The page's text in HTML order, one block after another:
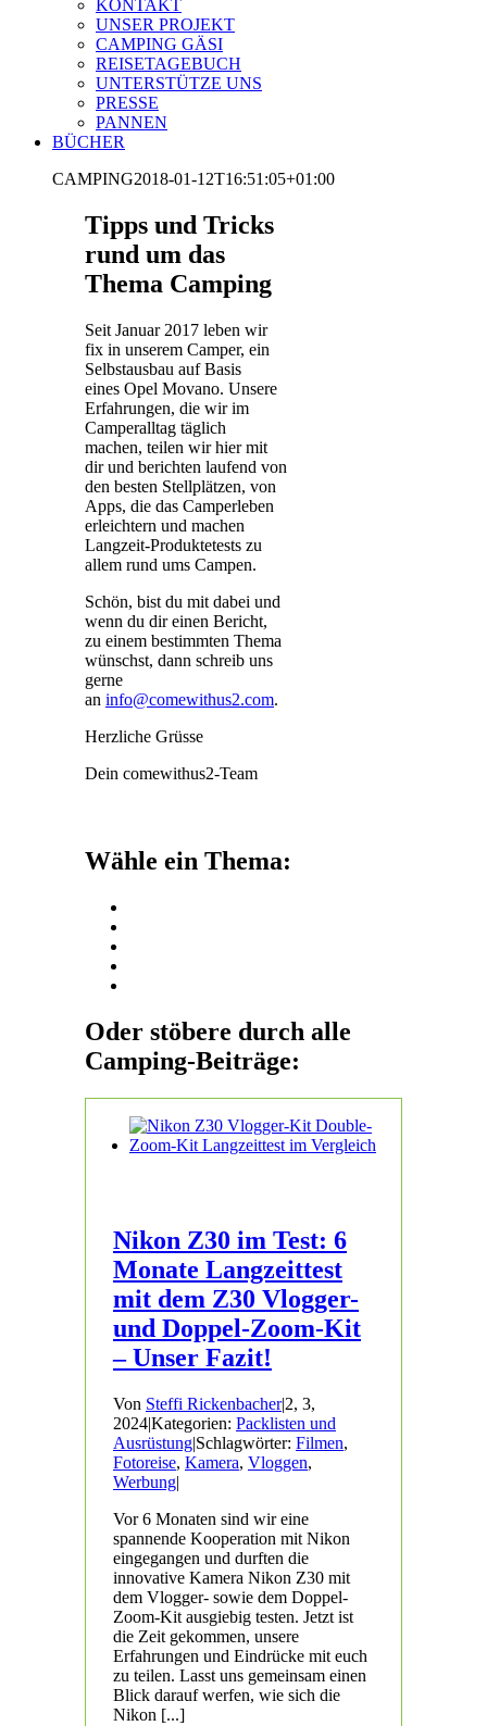
KONTAKT
UNSER PROJEKT
CAMPING GÄSI
REISETAGEBUCH
UNTERSTÜTZE UNS
PRESSE
PANNEN
BÜCHER
CAMPING2018-01-12T16:51:05+01:00
Tipps und Tricks
rund um das
Thema Camping
Seit Januar 2017 leben wir
fix in unserem Camper, ein
Selbstausbau auf Basis
eines Opel Movano. Unsere
Erfahrungen, die wir im
Camperalltag täglich
machen, teilen wir hier mit
dir und berichten laufend von
den besten Stellplätzen, von
Apps, die das Camperleben
erleichtern und machen
Langzeit-Produktetests zu
allem rund ums Campen.
Schön, bist du mit dabei und
wenn du dir einen Bericht,
zu einem bestimmten Thema
wünschst, dann schreib uns
gerne
an info@comewithus2.com.
Herzliche Grüsse
Dein comewithus2-Team
Wähle ein Thema:
Oder stöbere durch alle
Camping-Beiträge:
Nikon Z30 im Test: 6
Monate Langzeittest
mit dem Z30 Vlogger-
und Doppel-Zoom-Kit
– Unser Fazit!
Von Steffi Rickenbacher|2, 3,
2024|Kategorien: Packlisten und
Ausrüstung|Schlagwörter: Filmen,
Fotoreise, Kamera, Vloggen,
Werbung|
Vor 6 Monaten sind wir eine
spannende Kooperation mit Nikon
eingegangen und durften die
innovative Kamera Nikon Z30 mit
dem Vlogger- sowie dem Doppel-
Zoom-Kit ausgiebig testen. Jetzt ist
die Zeit gekommen, unsere
Erfahrungen und Eindrücke mit euch
zu teilen. Lasst uns gemeinsam einen
Blick darauf werfen, wie sich die
Nikon [...]